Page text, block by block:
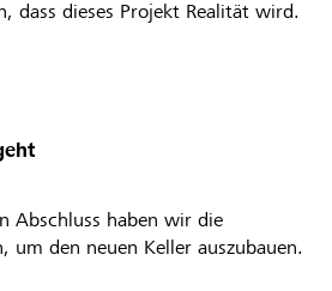
dass dieses Projekt Realität wird.
Abschluss haben wir die
um den neuen Keller auszubauen.